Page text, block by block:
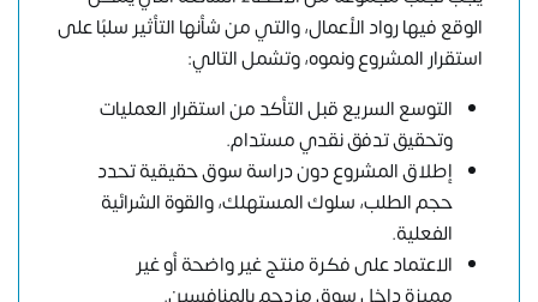
الوقع فيها رواد الأعمال، والتي من شأنها التأثير سلبًا على
استقرار المشروع ونموه، وتشمل التالي:
التوسع السريع قبل التأكد من استقرار العمليات
وتحقيق تدفق نقدي مستدام.
إطلاق المشروع دون دراسة سوق حقيقية تحدد
حجم الطلب، سلوك المستهلك، والقوة الشرائية
الفعلية.
الاعتماد على فكرة منتج غير واضحة أو غير